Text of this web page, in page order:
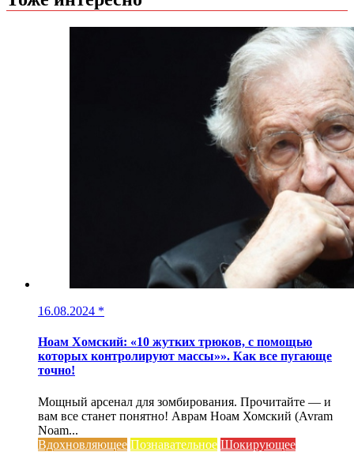
16.08.2024 *
Ноам Хомский: «10 жутких трюков, с помощью
которых контролируют массы»». Как все пугающе
точно!
Мощный арсенал для зомбирования. Прочитайте — и
вам все станет понятно! Аврам Ноам Хомский (Avram
Noam...
Вдохновляющее Познавательное Шокирующее